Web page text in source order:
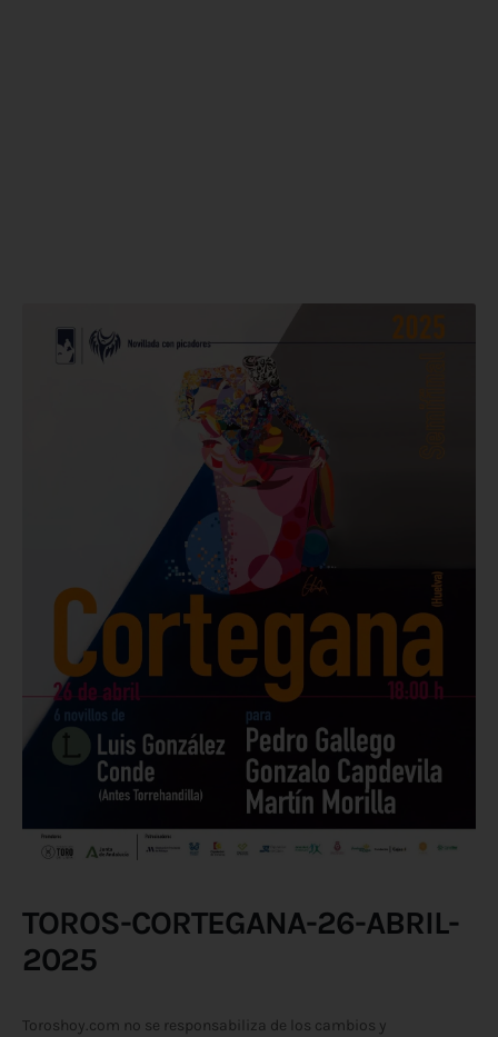
TOROS-CORTEGANA-26-ABRIL-
2025
Toroshoy.com no se responsabiliza de los cambios y